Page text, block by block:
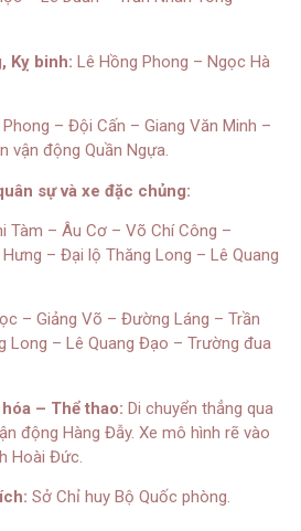
Kỵ binh: Lê Hồng Phong – Ngọc Hà
– Đội Cấn – Giang Văn Minh –
vận động Quần Ngựa.
sự và xe đặc chủng:
Tàm – Âu Cơ – Võ Chí Công –
– Đại lộ Thăng Long – Lê Quang
– Giảng Võ – Đường Láng – Trần
Long – Lê Quang Đạo – Trường đua
– Thể thao: Di chuyển thẳng qua
động Hàng Đẫy. Xe mô hình rẽ vào
Hoài Đức.
Sở Chỉ huy Bộ Quốc phòng.